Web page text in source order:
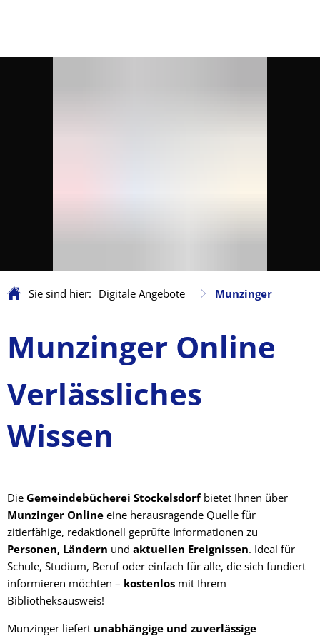
Sie sind hier: Digitale Angebote Munzinger
Munzinger Online
Verlässliches
Wissen
Die Gemeindebücherei Stockelsdorfbietet Ihnen über
Munzinger Online eine herausragende Quelle für
zitierfähige, redaktionell geprüfte Informationen zu
Personen, Ländern und aktuellen Ereignissen. Ideal für
Schule, Studium, Beruf oder einfach für alle, die sich fundiert
informieren möchten – kostenlos mit Ihrem
Bibliotheksausweis!
Munzinger liefert unabhängige und zuverlässige